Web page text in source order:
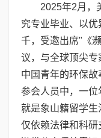
2025年2月，
究专业毕业、以
千，受邀出席"《
议，与全球顶尖
中国青年的环保
参会人员中，一
就是象山籍留学
仅依赖法律和科